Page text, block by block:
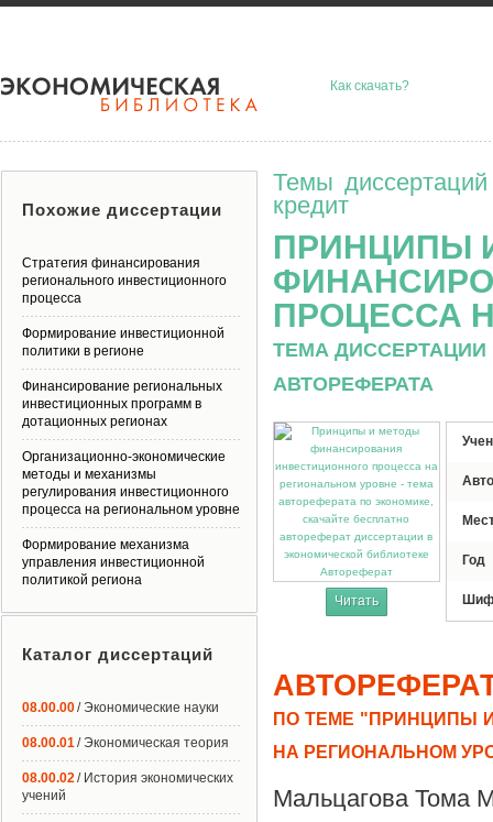
Как скачать?
Темы
кредит
ПРИНЦИПЫ
ПРОЦЕССА
ТЕМА
АВТОРЕФЕРАТА
Автореферат
Читать
Год
ПО ТЕМЕ "ПРИНЦИПЫ
НА РЕГИОНАЛЬНОМ
Мальцагова Тома
Похожие диссертации
Стратегия финансирования
регионального инвестиционного
процесса
Формирование инвестиционной
политики в регионе
Финансирование региональных
инвестиционных программ в
дотационных регионах
Организационно-экономические
методы и механизмы
регулирования инвестиционного
процесса на региональном уровне
Формирование механизма
управления инвестиционной
политикой региона
Каталог диссертаций
08.00.00/ Экономические науки
08.00.01/ Экономическая теория
08.00.02/ История экономических
учений